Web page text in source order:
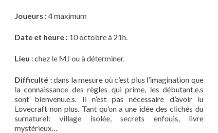
Joueurs :4 maximum
Date et heure : 10 octobre à 21h.
Lieu :chez le MJ ou à déterminer.
Difficulté :dans la mesure où c’est plus l’imagination que
la connaissance des règles qui prime, les débutant.e.s
sont bienvenu.e.s. Il n’est pas nécessaire d’avoir lu
Lovecraft non plus. Tant qu’on a une idée des clichés du
surnaturel: village isolée, secrets enfouis, livre
mystérieux…